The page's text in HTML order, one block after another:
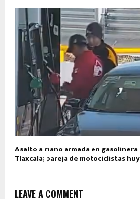
Asalto a mano armada en gasolinera
Tlaxcala; pareja de motociclistas
LEAVE A COMMENT